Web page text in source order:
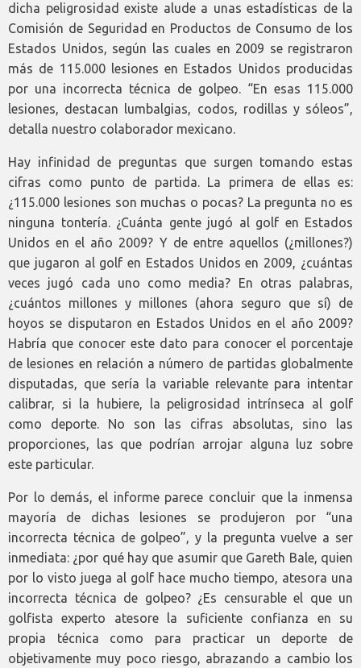
dicha peligrosidad existe alude a unas estadísticas de la
Comisión de Seguridad en Productos de Consumo de los
Estados Unidos, según las cuales en 2009 se registraron
más de 115.000 lesiones en Estados Unidos producidas
por una incorrecta técnica de golpeo. “En esas 115.000
lesiones, destacan lumbalgias, codos, rodillas y sóleos”,
detalla nuestro colaborador mexicano.
Hay infinidad de preguntas que surgen tomando estas
cifras como punto de partida. La primera de ellas es:
¿115.000 lesiones son muchas o pocas? La pregunta no es
ninguna tontería. ¿Cuánta gente jugó al golf en Estados
Unidos en el año 2009? Y de entre aquellos (¿millones?)
que jugaron al golf en Estados Unidos en 2009, ¿cuántas
veces jugó cada uno como media? En otras palabras,
¿cuántos millones y millones (ahora seguro que sí) de
hoyos se disputaron en Estados Unidos en el año 2009?
Habría que conocer este dato para conocer el porcentaje
de lesiones en relación a número de partidas globalmente
disputadas, que sería la variable relevante para intentar
calibrar, si la hubiere, la peligrosidad intrínseca al golf
como deporte. No son las cifras absolutas, sino las
proporciones, las que podrían arrojar alguna luz sobre
este particular.
Por lo demás, el informe parece concluir que la inmensa
mayoría de dichas lesiones se produjeron por “una
incorrecta técnica de golpeo”, y la pregunta vuelve a ser
inmediata: ¿por qué hay que asumir que Gareth Bale, quien
por lo visto juega al golf hace mucho tiempo, atesora una
incorrecta técnica de golpeo? ¿Es censurable el que un
golfista experto atesore la suficiente confianza en su
propia técnica como para practicar un deporte de
objetivamente muy poco riesgo, abrazando a cambio los